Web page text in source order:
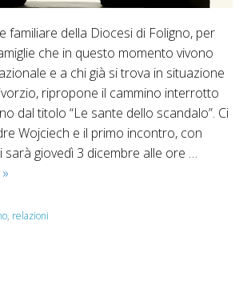
familiare della Diocesi di Foligno, per
che in questo momento vivono
e a chi già si trova in situazione
ripropone il cammino interrotto
dal titolo “Le sante dello scandalo”. Ci
Wojciech e il primo incontro, con
sarà giovedì 3 dicembre alle ore …
Cammino
accompagnamento
»
, relazioni